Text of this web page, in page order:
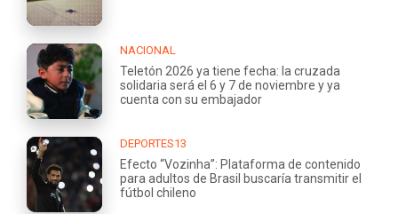
NACIONAL
Teletón 2026 ya tiene fecha: la cruzada
solidaria será el 6 y 7 de noviembre y ya
cuenta con su embajador
DEPORTES13
Efecto “Vozinha”: Plataforma de contenido
para adultos de Brasil buscaría transmitir el
fútbol chileno